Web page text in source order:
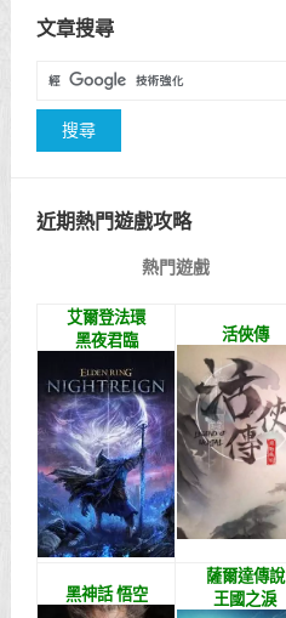
文章搜尋
近期熱門遊戲攻略
熱門遊戲
艾爾登法環
黑夜君臨
活俠傳
黑神話 悟空
薩爾達傳說
王國之淚